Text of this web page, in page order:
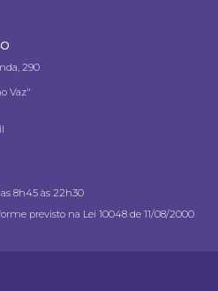
290
Vaz"
8h45 às 22h30
previsto na Lei 10048 de 11/08/2000